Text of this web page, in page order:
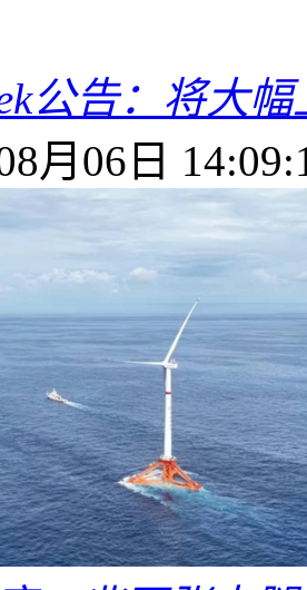
公告：将大
月06日